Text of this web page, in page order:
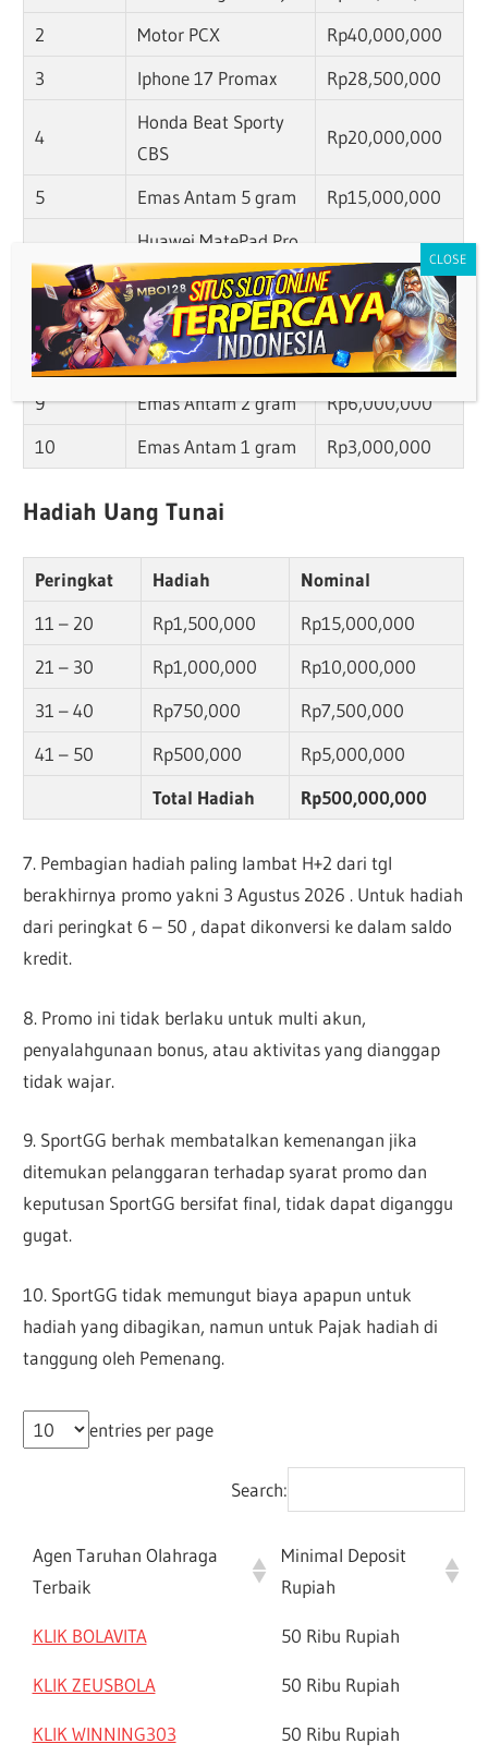
2
Motor PCX
Rp40,000,000
3
Iphone 17 Promax Rp28,500,000
4
Honda Beat Sporty
CBS
Rp20,000,000
5 Emas Antam 5 gram Rp15,000,000
Huawei MatePad Pro
13.2
Rp14,000,000
Emas Antam 4 gram
Rp12,000,000
8
Emas Antam 3 gram
Rp9,000,000
9
Emas Antam 2 gram
Rp6,000,000
10
Emas Antam 1 gram Rp3,000,000
Hadiah Uang Tunai
Peringkat Hadiah
Nominal
11 – 20
Rp1,500,000
Rp15,000,000
21 – 30
Rp1,000,000
Rp10,000,000
31 – 40
Rp750,000
Rp7,500,000
41 – 50
Rp500,000
Rp5,000,000
Total Hadiah
Rp500,000,000
7. Pembagian hadiah paling lambat H+2 dari tgl
berakhirnya promo yakni 3 Agustus 2026 . Untuk hadiah
dari peringkat 6 – 50 , dapat dikonversi ke dalam saldo
kredit.
8. Promo ini tidak berlaku untuk multi akun,
penyalahgunaan bonus, atau aktivitas yang dianggap
tidak wajar.
9. SportGG berhak membatalkan kemenangan jika
ditemukan pelanggaran terhadap syarat promo dan
keputusan SportGG bersifat final, tidak dapat diganggu
gugat.
10. SportGG tidak memungut biaya apapun untuk
hadiah yang dibagikan, namun untuk Pajak hadiah di
tanggung oleh Pemenang.
entries per page
Search:
Agen Taruhan Olahraga
Terbaik
Minimal Deposit
Rupiah
KLIK BOLAVITA 50 Ribu Rupiah
KLIK ZEUSBOLA 50 Ribu Rupiah
KLIK WINNING303 50 Ribu Rupiah